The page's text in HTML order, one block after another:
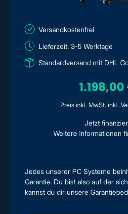
Jedes unserer PC Systeme
Garantie. Du bist also auf der
kannst du dir unsere
Versandkostenfrei
Lieferzeit: 3-5 Werktage
Standardversand mit DHL
Preis inkl. MwSt. inkl.
Jetzt
Weitere Informationen